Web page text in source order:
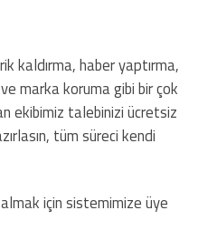
kaldırma, haber yaptırma,
marka koruma gibi bir çok
ekibimiz talebinizi ücretsiz
tüm süreci kendi
için sistemimize üye